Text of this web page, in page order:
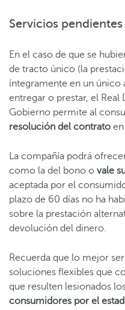
Servicios
En el caso de que se
de tracto único (la
íntegramente en un único
entregar o prestar, el
Gobierno permite al
resolución del contrato
La compañía podrá
como la del bono o vale
aceptada por el
plazo de 60 días no ha
sobre la prestación
devolución del dinero.
Recuerda que lo mejor
soluciones flexibles que
que resulten lesionados
consumidores por el